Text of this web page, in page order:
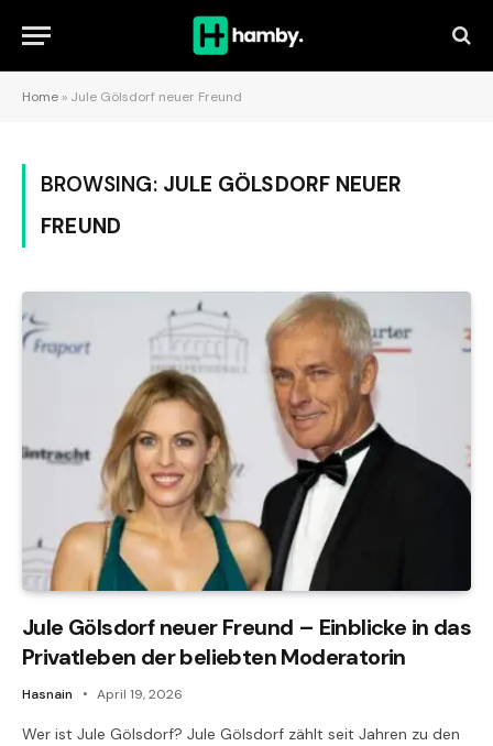
Home » Jule Gölsdorf neuer Freund
BROWSING: JULE GÖLSDORF NEUER
FREUND
Jule Gölsdorf neuer Freund – Einblicke in das
Privatleben der beliebten Moderatorin
Hasnain April 19, 2026
Wer ist Jule Gölsdorf? Jule Gölsdorf zählt seit Jahren zu den